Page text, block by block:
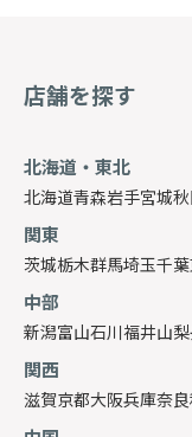
店舗を探す
北海道・東北
北海道青森岩手宮城
関東
茨城栃木群馬埼玉千葉
中部
新潟富山石川福井山梨
関西
滋賀京都大阪兵庫奈良